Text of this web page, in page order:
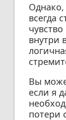
всегда
внутри
Вы
если я
потери